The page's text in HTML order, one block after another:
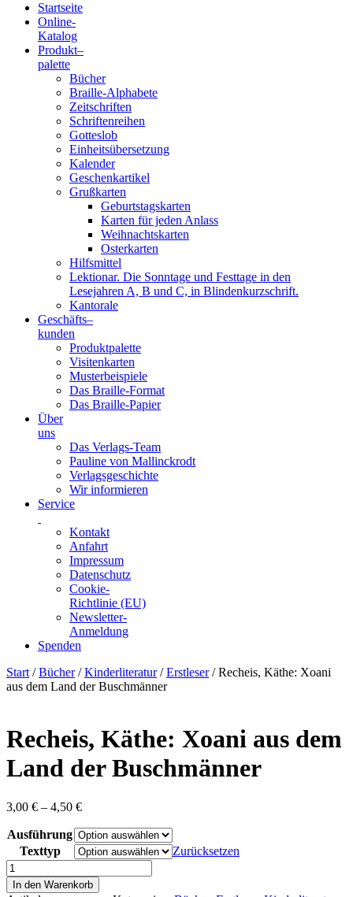
Blindenschrift-
Verlag
Druckerei
gGmbH
Startseite
Online-
Katalog
Produkt–
palette
Bücher
Braille-Alphabete
Zeitschriften
Schriftenreihen
Gotteslob
Einheitsübersetzung
Kalender
Geschenkartikel
Grußkarten
Geburtstagskarten
Karten für jeden Anlass
Weihnachtskarten
Osterkarten
Hilfsmittel
Lektionar. Die Sonntage und Festtage in den
Lesejahren A, B und C, in Blindenkurzschrift.
Kantorale
Geschäfts­–
kunden
Produktpalette
Visitenkarten
Musterbeispiele
Das Braille-Format
Das Braille-Papier
Über
uns
Das Verlags-Team
Pauline von Mallinckrodt
Verlagsgeschichte
Wir informieren
Service
Kontakt
Anfahrt
Impressum
Datenschutz
Cookie-
Richtlinie (EU)
Newsletter-
Anmeldung
Spenden
Skip
to
Start /Bücher/Kinderliteratur/Erstleser/ Recheis, Käthe: Xoani
aus dem Land der Buschmänner
Recheis, Käthe: Xoani aus dem
Land der Buschmänner
3,00 € – 4,50 €Preisspanne:
bis
4,50 €
Ausführung
Texttyp
Zurücksetzen
Recheis,
Käthe:
Xoani
In den Warenkorb